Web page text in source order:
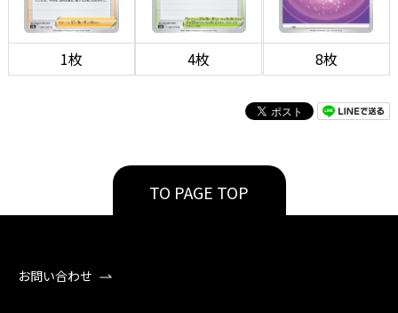
1枚 4枚 8枚
TO PAGE TOP
お問い合わせ